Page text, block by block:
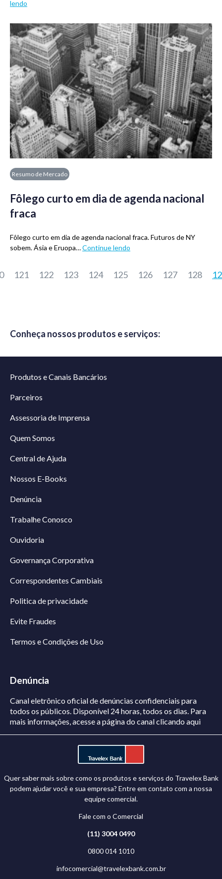
lendo
Resumo de Mercado
Fôlego curto em dia de agenda nacional
fraca
Fôlego curto em dia de agenda nacional fraca. Futuros de NY
sobem. Ásia e Eruopa…Continue lendo
121 122 123 124 125 126 127 128
Conheça nossos produtos e serviços:
Produtos e Canais Bancários
Parceiros
Assessoria de Imprensa
Quem Somos
Central de Ajuda
Nossos E-Books
Denúncia
Trabalhe Conosco
Ouvidoria
Governança Corporativa
Correspondentes Cambiais
Politica de privacidade
Evite Fraudes
Termos e Condições de Uso
Denúncia
Canal eletrônico oficial de denúncias confidenciais para
todos os públicos. Disponível 24 horas, todos os dias. Para
mais informações, acesse a página do canalclicando aqui
Quer saber mais sobre como os produtos e serviços do Travelex Bank
podem ajudar você e sua empresa? Entre em contato com a nossa
equipe comercial.
Fale com o Comercial
(11) 3004 0490
0800 014 1010
infocomercial@travelexbank.com.br